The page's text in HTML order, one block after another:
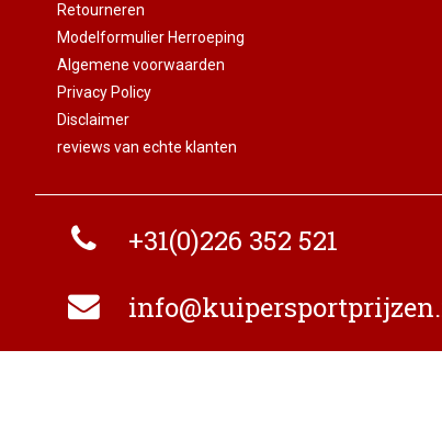
Retourneren
Modelformulier Herroeping
Algemene voorwaarden
Privacy Policy
Disclaimer
reviews van echte klanten
+31(0)226 352 521